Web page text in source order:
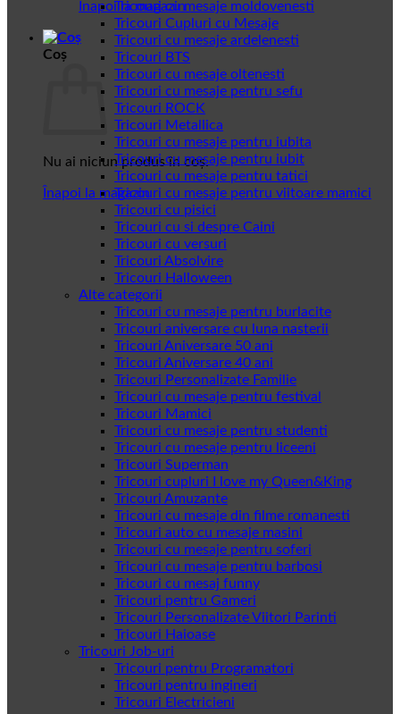
Înapoi la magazin
Coș
Nu ai niciun produs în coș.
Înapoi la magazin
Tricouri cu mesaje moldovenesti
Tricouri Cupluri cu Mesaje
Tricouri cu mesaje ardelenesti
Tricouri BTS
Tricouri cu mesaje oltenesti
Tricouri cu mesaje pentru sefu
Tricouri ROCK
Tricouri Metallica
Tricouri cu mesaje pentru iubita
Tricouri cu mesaje pentru iubit
Tricouri cu mesaje pentru tatici
Tricouri cu mesaje pentru viitoare mamici
Tricouri cu pisici
Tricouri cu si despre Caini
Tricouri cu versuri
Tricouri Absolvire
Tricouri Halloween
Alte categorii
Tricouri cu mesaje pentru burlacite
Tricouri aniversare cu luna nasterii
Tricouri Aniversare 50 ani
Tricouri Aniversare 40 ani
Tricouri Personalizate Familie
Tricouri cu mesaje pentru festival
Tricouri Mamici
Tricouri cu mesaje pentru studenti
Tricouri cu mesaje pentru liceeni
Tricouri Superman
Tricouri cupluri I love my Queen&King
Tricouri Amuzante
Tricouri cu mesaje din filme romanesti
Tricouri auto cu mesaje masini
Tricouri cu mesaje pentru soferi
Tricouri cu mesaje pentru barbosi
Tricouri cu mesaj funny
Tricouri pentru Gameri
Tricouri Personalizate Viitori Parinti
Tricouri Haioase
Tricouri Job-uri
Tricouri pentru Programatori
Tricouri pentru ingineri
Tricouri Electricieni